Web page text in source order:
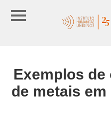
Exemplos
de metais